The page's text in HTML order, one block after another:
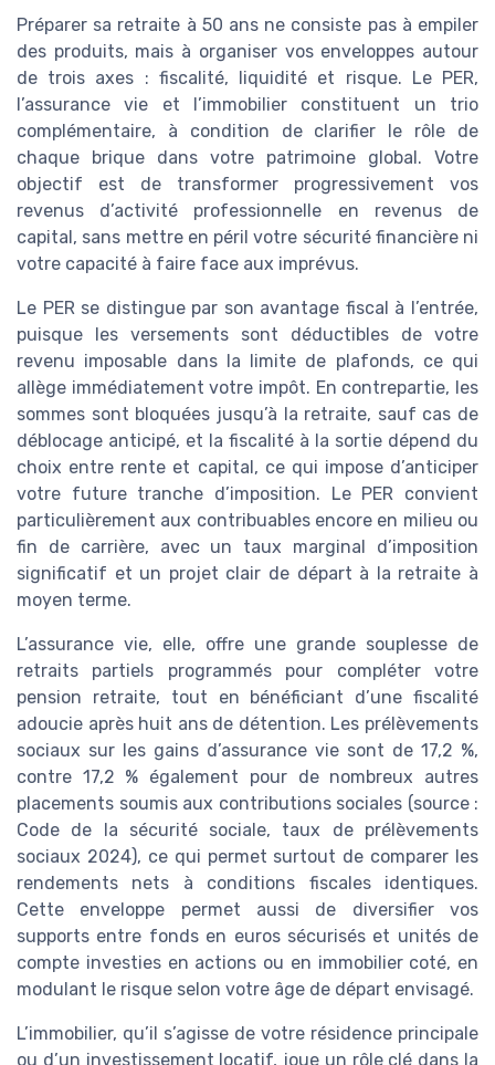
Préparer sa retraite à 50 ans ne consiste pas à empiler
des produits, mais à organiser vos enveloppes autour
de trois axes : fiscalité, liquidité et risque. Le PER,
l’assurance vie et l’immobilier constituent un trio
complémentaire, à condition de clarifier le rôle de
chaque brique dans votre patrimoine global. Votre
objectif est de transformer progressivement vos
revenus d’activité professionnelle en revenus de
capital, sans mettre en péril votre sécurité financière ni
votre capacité à faire face aux imprévus.
Le PER se distingue par son avantage fiscal à l’entrée,
puisque les versements sont déductibles de votre
revenu imposable dans la limite de plafonds, ce qui
allège immédiatement votre impôt. En contrepartie, les
sommes sont bloquées jusqu’à la retraite, sauf cas de
déblocage anticipé, et la fiscalité à la sortie dépend du
choix entre rente et capital, ce qui impose d’anticiper
votre future tranche d’imposition. Le PER convient
particulièrement aux contribuables encore en milieu ou
fin de carrière, avec un taux marginal d’imposition
significatif et un projet clair de départ à la retraite à
moyen terme.
L’assurance vie, elle, offre une grande souplesse de
retraits partiels programmés pour compléter votre
pension retraite, tout en bénéficiant d’une fiscalité
adoucie après huit ans de détention. Les prélèvements
sociaux sur les gains d’assurance vie sont de 17,2 %,
contre 17,2 % également pour de nombreux autres
placements soumis aux contributions sociales (source :
Code de la sécurité sociale, taux de prélèvements
sociaux 2024), ce qui permet surtout de comparer les
rendements nets à conditions fiscales identiques.
Cette enveloppe permet aussi de diversifier vos
supports entre fonds en euros sécurisés et unités de
compte investies en actions ou en immobilier coté, en
modulant le risque selon votre âge de départ envisagé.
L’immobilier, qu’il s’agisse de votre résidence principale
ou d’un investissement locatif, joue un rôle clé dans la